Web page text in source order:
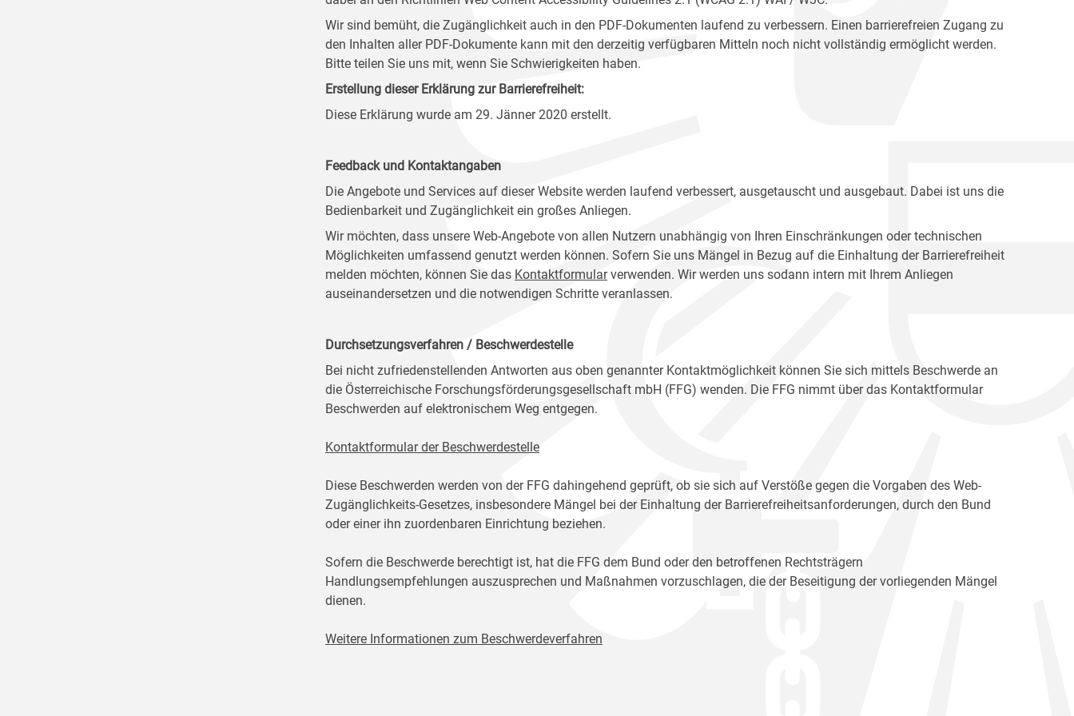
Wir sind bemüht, die Zugänglichkeit auch in den PDF-Dokumenten laufend zu verbessern. Einen barrierefreien Zugang zu
den Inhalten aller PDF-Dokumente kann mit den derzeitig verfügbaren Mitteln noch nicht vollständig ermöglicht werden.
Bitte teilen Sie uns mit, wenn Sie Schwierigkeiten haben.
Erstellung dieser Erklärung zur Barrierefreiheit:
Diese Erklärung wurde am 29. Jänner 2020 erstellt.
Feedback und Kontaktangaben
Die Angebote und Services auf dieser Website werden laufend verbessert, ausgetauscht und ausgebaut. Dabei ist uns die
Bedienbarkeit und Zugänglichkeit ein großes Anliegen.
Wir möchten, dass unsere Web-Angebote von allen Nutzern unabhängig von Ihren Einschränkungen oder technischen
Möglichkeiten umfassend genutzt werden können. Sofern Sie uns Mängel in Bezug auf die Einhaltung der Barrierefreiheit
melden möchten, können Sie das Kontaktformularverwenden. Wir werden uns sodann intern mit Ihrem Anliegen
auseinandersetzen und die notwendigen Schritte veranlassen.
Durchsetzungsverfahren / Beschwerdestelle
Bei nicht zufriedenstellenden Antworten aus oben genannter Kontaktmöglichkeit können Sie sich mittels Beschwerde an
die Österreichische Forschungsförderungsgesellschaft mbH (FFG) wenden. Die FFG nimmt über das Kontaktformular
Beschwerden auf elektronischem Weg entgegen.
Kontaktformular der Beschwerdestelle
Diese Beschwerden werden von der FFG dahingehend geprüft, ob sie sich auf Verstöße gegen die Vorgaben des Web-
Zugänglichkeits-Gesetzes, insbesondere Mängel bei der Einhaltung der Barrierefreiheitsanforderungen, durch den Bund
oder einer ihn zuordenbaren Einrichtung beziehen.
Sofern die Beschwerde berechtigt ist, hat die FFG dem Bund oder den betroffenen Rechtsträgern
Handlungsempfehlungen auszusprechen und Maßnahmen vorzuschlagen, die der Beseitigung der vorliegenden Mängel
dienen.
Weitere Informationen zum Beschwerdeverfahren